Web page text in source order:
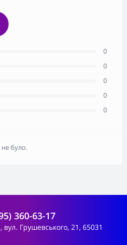
0
0
0
0
0
не було.
360-63-17
Грушевського, 21, 65031